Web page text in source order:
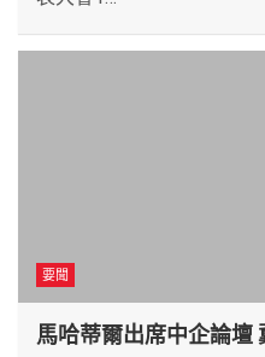
要聞
馬哈蒂爾出席中企論壇